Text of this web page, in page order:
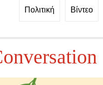
Πολιτική Βίντεο